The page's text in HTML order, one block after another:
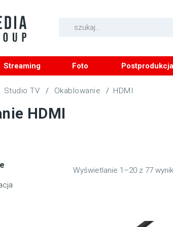
Streaming Foto Postprodukcja
Studio TV / Okablowanie / HDMI
HDMI
Wyświetlanie 1–20 z 77